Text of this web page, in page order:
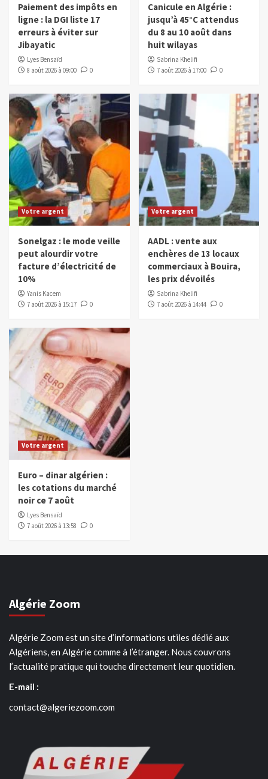
Paiement des impôts en
ligne : la DGI liste 17
erreurs à éviter sur
Jibayatic
Lyes Bensaïd
8 août 2026 à 09:00
0
Canicule en Algérie :
jusqu’à 45°C attendus
du 8 au 10 août dans
huit wilayas
Sabrina Khelifi
7 août 2026 à 17:00
0
Votre argent
Sonelgaz : le mode veille
peut alourdir votre
facture d’électricité de
10%
Yanis Kacem
7 août 2026 à 15:17
0
Votre argent
AADL : vente aux
enchères de 13 locaux
commerciaux à Bouira,
les prix dévoilés
Sabrina Khelifi
7 août 2026 à 14:44
0
Votre argent
Euro – dinar algérien :
les cotations du marché
noir ce 7 août
Lyes Bensaïd
7 août 2026 à 13:58
0
Algérie Zoom
Algérie Zoom est un site d’informations utiles dédié aux
Algériens, en Algérie comme à l’étranger. Nous couvrons
l’actualité pratique qui touche directement leur quotidien.
E-mail :
contact@algeriezoom.com